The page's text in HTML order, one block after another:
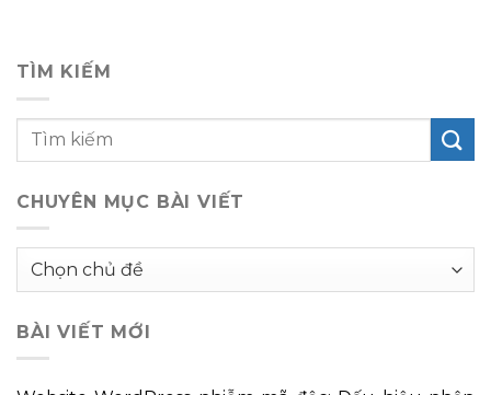
TÌM KIẾM
CHUYÊN MỤC BÀI VIẾT
Chuyên
viết
BÀI VIẾT MỚI